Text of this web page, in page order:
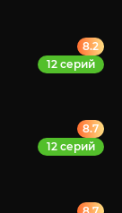
8.2
12 серий
8.7
12 серий